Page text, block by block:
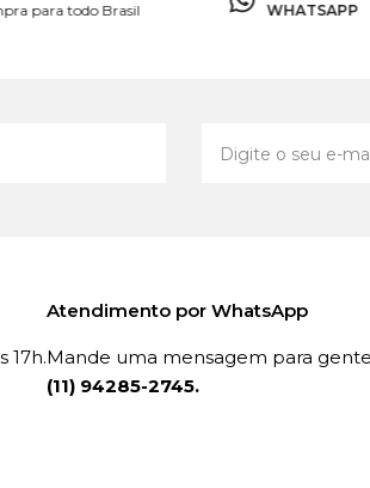
para todo Brasil
WHATSAPP
17h.
Atendimento por WhatsApp
Mande uma mensagem para
(11) 94285-2745.